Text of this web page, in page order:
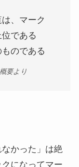
、マーク
である
のである
要より
なかった」は絶
になってマー